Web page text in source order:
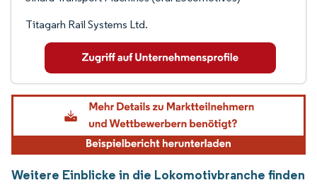
Titagarh Rail Systems Ltd.
Weitere Einblicke in die Lokomotivbranche finden